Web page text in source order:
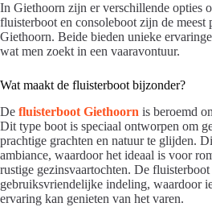
In Giethoorn zijn er verschillende opties
fluisterboot en consoleboot zijn de meest
Giethoorn. Beide bieden unieke
wat men zoekt in een vaaravontuur.
Wat maakt de fluisterboot bijzonder?
De fluisterboot Giethoorn is beroemd
Dit type boot is speciaal ontworpen om
prachtige grachten en natuur te glijden.
ambiance, waardoor het ideaal is voor
rustige gezinsvaartochten. De
gebruiksvriendelijke indeling, waardoor
ervaring kan genieten van het varen.